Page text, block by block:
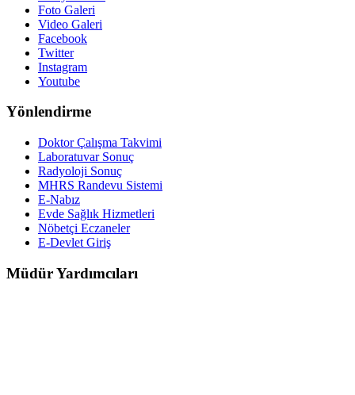
Foto Galeri
Video Galeri
Facebook
Twitter
Instagram
Youtube
Yönlendirme
Doktor Çalışma Takvimi
Laboratuvar Sonuç
Radyoloji Sonuç
MHRS Randevu Sistemi
E-Nabız
Evde Sağlık Hizmetleri
Nöbetçi Eczaneler
E-Devlet Giriş
Müdür Yardımcıları